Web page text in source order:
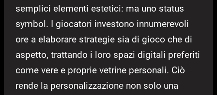
semplici elementi estetici: ma uno status
symbol. I giocatori investono innumerevoli
ore a elaborare strategie sia di gioco che di
aspetto, trattando i loro spazi digitali preferiti
come vere e proprie vetrine personali. Ciò
rende la personalizzazione non solo una